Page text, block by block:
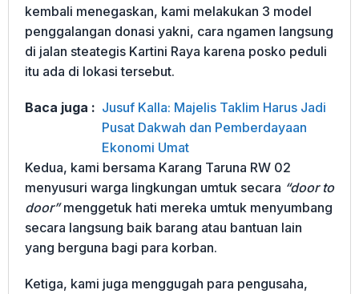
kembali menegaskan, kami melakukan 3 model
penggalangan donasi yakni, cara ngamen langsung
di jalan steategis Kartini Raya karena posko peduli
itu ada di lokasi tersebut.
Baca juga : Jusuf Kalla: Majelis Taklim Harus Jadi
Pusat Dakwah dan Pemberdayaan
Ekonomi Umat
Kedua, kami bersama Karang Taruna RW 02
menyusuri warga lingkungan umtuk secara “door to
door”menggetuk hati mereka umtuk menyumbang
secara langsung baik barang atau bantuan lain
yang berguna bagi para korban.
Ketiga, kami juga menggugah para pengusaha,